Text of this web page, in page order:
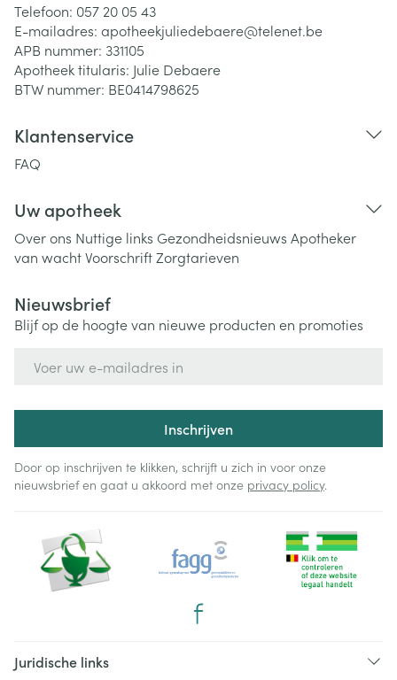
Telefoon: 057 20 05 43
E-mailadres: apotheekjuliedebaere@telenet.be
APB nummer: 331105
Apotheek titularis: Julie Debaere
BTW nummer: BE0414798625
Klantenservice
FAQ
Uw apotheek
Over ons Nuttige links Gezondheidsnieuws Apotheker
van wachtVoorschriftZorgtarieven
Nieuwsbrief
Blijf op de hoogte van nieuwe producten en promoties
Inschrijven
Door op inschrijven te klikken, schrijft u zich in voor onze
nieuwsbrief en gaat u akkoord met onze privacy policy.
Juridische links